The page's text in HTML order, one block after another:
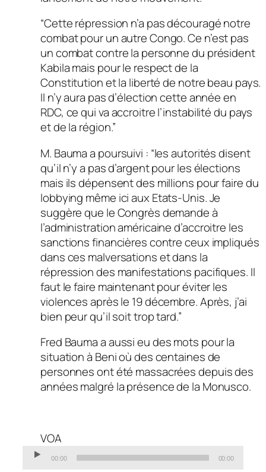
“Cette répression n’a pas découragé notre
combat pour un autre Congo. Ce n’est pas
un combat contre la personne du président
Kabila mais pour le respect de la
Constitution et la liberté de notre beau pays.
Il n’y aura pas d’élection cette année en
RDC, ce qui va accroitre l’instabilité du pays
et de la région.”
M. Bauma a poursuivi : “les autorités disent
qu’il n’y a pas d’argent pour les élections
mais ils dépensent des millions pour faire du
lobbying même ici aux Etats-Unis. Je
suggère que le Congrès demande à
l’administration américaine d’accroitre les
sanctions financières contre ceux impliqués
dans ces malversations et dans la
répression des manifestations pacifiques. Il
faut le faire maintenant pour éviter les
violences après le 19 décembre. Après, j’ai
bien peur qu’il soit trop tard.”
Fred Bauma a aussi eu des mots pour la
situation à Beni où des centaines de
personnes ont été massacrées depuis des
années malgré la présence de la Monusco.
VOA
00:00 00:00